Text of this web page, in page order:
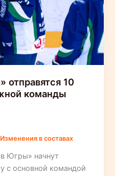
отправятся 10
команды
Изменения в составах
Югры» начнут
с основной командой